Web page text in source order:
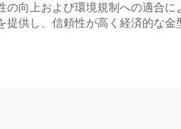
の向上および環境規制への適合
供し、信頼性が高く経済的な